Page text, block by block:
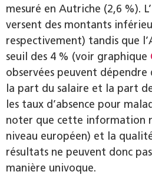
mesuré en Autriche (2,6 %).
versent des montants
respectivement) tandis que
seuil des 4 % (voir graphique
observées peuvent dépendre
la part du salaire et la part
les taux d’absence pour
noter que cette information
niveau européen) et la
résultats ne peuvent donc
manière univoque.